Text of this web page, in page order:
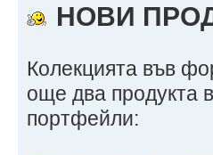
НОВИ
Колекцията във
още два продукта
портфейли: